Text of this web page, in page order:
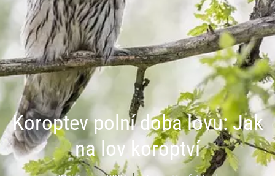
Koroptev polní doba lovu: Jak
na lov koroptví